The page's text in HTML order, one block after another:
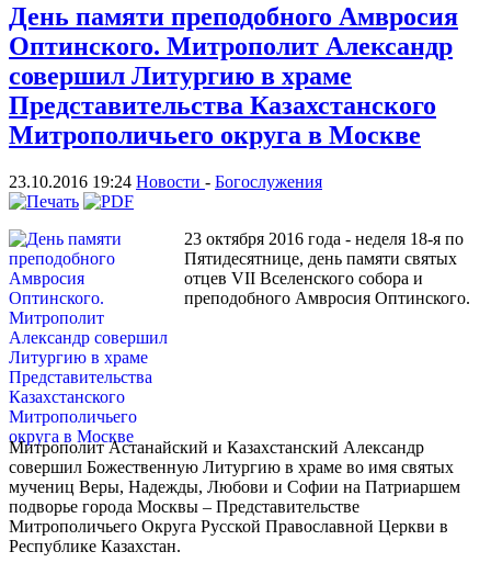
День памяти преподобного Амвросия
Оптинского. Митрополит Александр
совершил Литургию в храме
Представительства Казахстанского
Митрополичьего округа в Москве
23.10.2016 19:24 Новости - Богослужения
23 октября 2016 года - неделя 18-я по
Пятидесятнице, день памяти святых
отцев VII Вселенского собора и
преподобного Амвросия Оптинского.
Митрополит Астанайский и Казахстанский Александр
совершил Божественную Литургию в храме во имя святых
мучениц Веры, Надежды, Любови и Софии на Патриаршем
подворье города Москвы – Представительстве
Митрополичьего Округа Русской Православной Церкви в
Республике Казахстан.